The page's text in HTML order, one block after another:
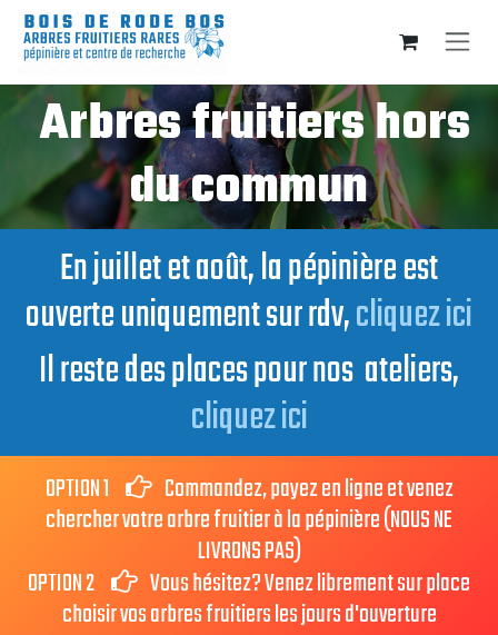
Se rendre au contenu
Arbres fruitiers hors
du commun
En juillet et août, la pépinière est
ouverte uniquement sur rdv,cliquez ici
Il reste des places pour nos ateliers,
cliquez ici
OPTION 1
Commandez, payez en ligne et venez
chercher votre arbre fruitier à la pépinière (NOUS NE
LIVRONS PAS)
OPTION 2
Vous hésitez? Venez librement sur place
choisir vos arbres fruitiers les jours d'ouverture